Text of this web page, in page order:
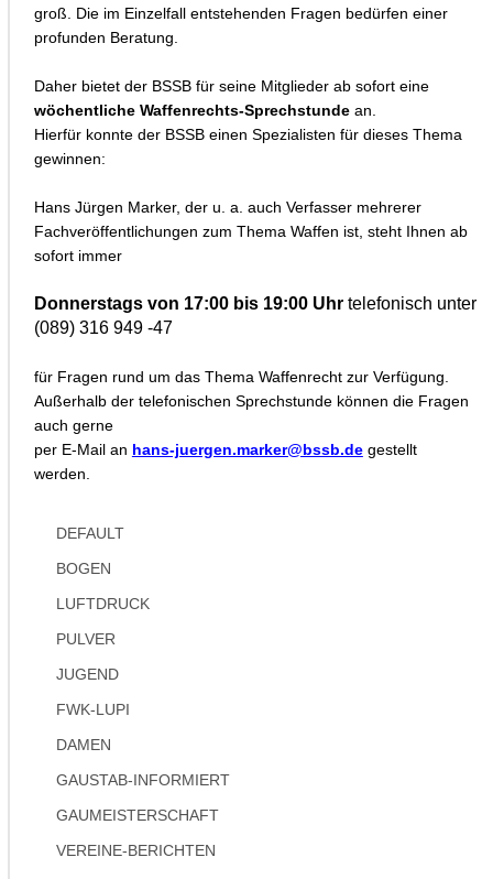
groß. Die im Einzelfall entstehenden Fragen bedürfen einer
profunden Beratung.
Daher bietet der BSSB für seine Mitglieder ab sofort eine
wöchentliche Waffenrechts-Sprechstundean.
Hierfür konnte der BSSB einen Spezialisten für dieses Thema
gewinnen:
Hans Jürgen Marker, der u. a. auch Verfasser mehrerer
Fachveröffentlichungen zum Thema Waffen ist, steht Ihnen ab
sofort immer
Donnerstags von 17:00 bis 19:00 Uhrtelefonisch unter
(089) 316 949 -47
für Fragen rund um das Thema Waffenrecht zur Verfügung.
Außerhalb der telefonischen Sprechstunde können die Fragen
auch gerne
per E-Mail an hans-juergen.marker@bssb.degestellt
werden.
DEFAULT
BOGEN
LUFTDRUCK
PULVER
JUGEND
FWK-LUPI
DAMEN
GAUSTAB-INFORMIERT
GAUMEISTERSCHAFT
VEREINE-BERICHTEN